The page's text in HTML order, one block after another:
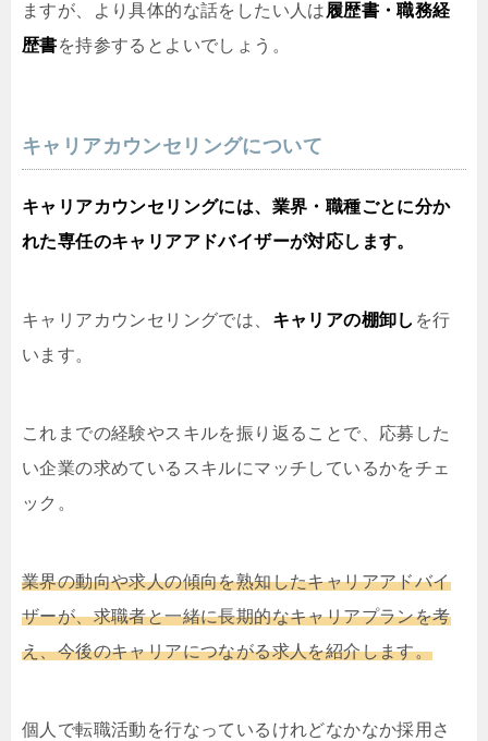
ますが、より具体的な話をしたい人は 履歴書・職務経
歴書を持参するとよいでしょう。
キャリアカウンセリングについて
キャリアカウンセリングには、業界・職種ごとに分か
れた専任のキャリアアドバイザーが対応します。
キャリアカウンセリングでは、 キャリアの棚卸し を行
います。
これまでの経験やスキルを振り返ることで、応募した
い企業の求めているスキルにマッチしているかをチェ
ック。
業界の動向や求人の傾向を熟知したキャリアアドバイ
ザーが、求職者と一緒に長期的なキャリアプランを考
え、今後のキャリアにつながる求人を紹介します。
個人で転職活動を行なっているけれどなかなか採用さ